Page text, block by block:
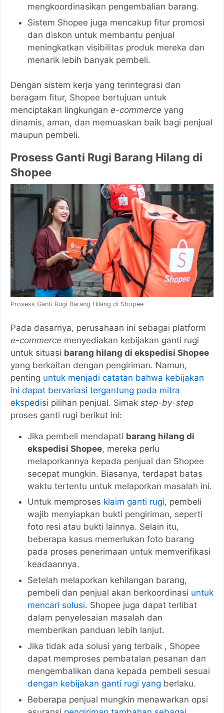
mengkoordinasikan pengembalian barang.
Sistem Shopee juga mencakup fitur promosi
dan diskon untuk membantu penjual
meningkatkan visibilitas produk mereka dan
menarik lebih banyak pembeli.
Dengan sistem kerja yang terintegrasi dan
beragam fitur, Shopee bertujuan untuk
menciptakan lingkungan e-commerce yang
dinamis, aman, dan memuaskan baik bagi penjual
maupun pembeli.
Prosess Ganti Rugi Barang Hilang di
Shopee
Prosess Ganti Rugi Barang Hilang di Shopee
Pada dasarnya, perusahaan ini sebagai platform
e-commerce menyediakan kebijakan ganti rugi
untuk situasi barang hilang di ekspedisi Shopee
yang berkaitan dengan pengiriman. Namun,
penting untuk menjadi catatan bahwa kebijakan
ini dapat bervariasi tergantung pada mitra
ekspedisi pilihan penjual. Simak step-by-step
proses ganti rugi berikut ini:
Jika pembeli mendapati barang hilang di
ekspedisi Shopee, mereka perlu
melaporkannya kepada penjual dan Shopee
secepat mungkin. Biasanya, terdapat batas
waktu tertentu untuk melaporkan masalah ini.
Untuk memproses klaim ganti rugi, pembeli
wajib menyiapkan bukti pengiriman, seperti
foto resi atau bukti lainnya. Selain itu,
beberapa kasus memerlukan foto barang
pada proses penerimaan untuk memverifikasi
keadaannya.
Setelah melaporkan kehilangan barang,
pembeli dan penjual akan berkoordinasi untuk
mencari solusi. Shopee juga dapat terlibat
dalam penyelesaian masalah dan
memberikan panduan lebih lanjut.
Jika tidak ada solusi yang terbaik , Shopee
dapat memproses pembatalan pesanan dan
mengembalikan dana kepada pembeli sesuai
dengan kebijakan ganti rugi yang berlaku.
Beberapa penjual mungkin menawarkan opsi